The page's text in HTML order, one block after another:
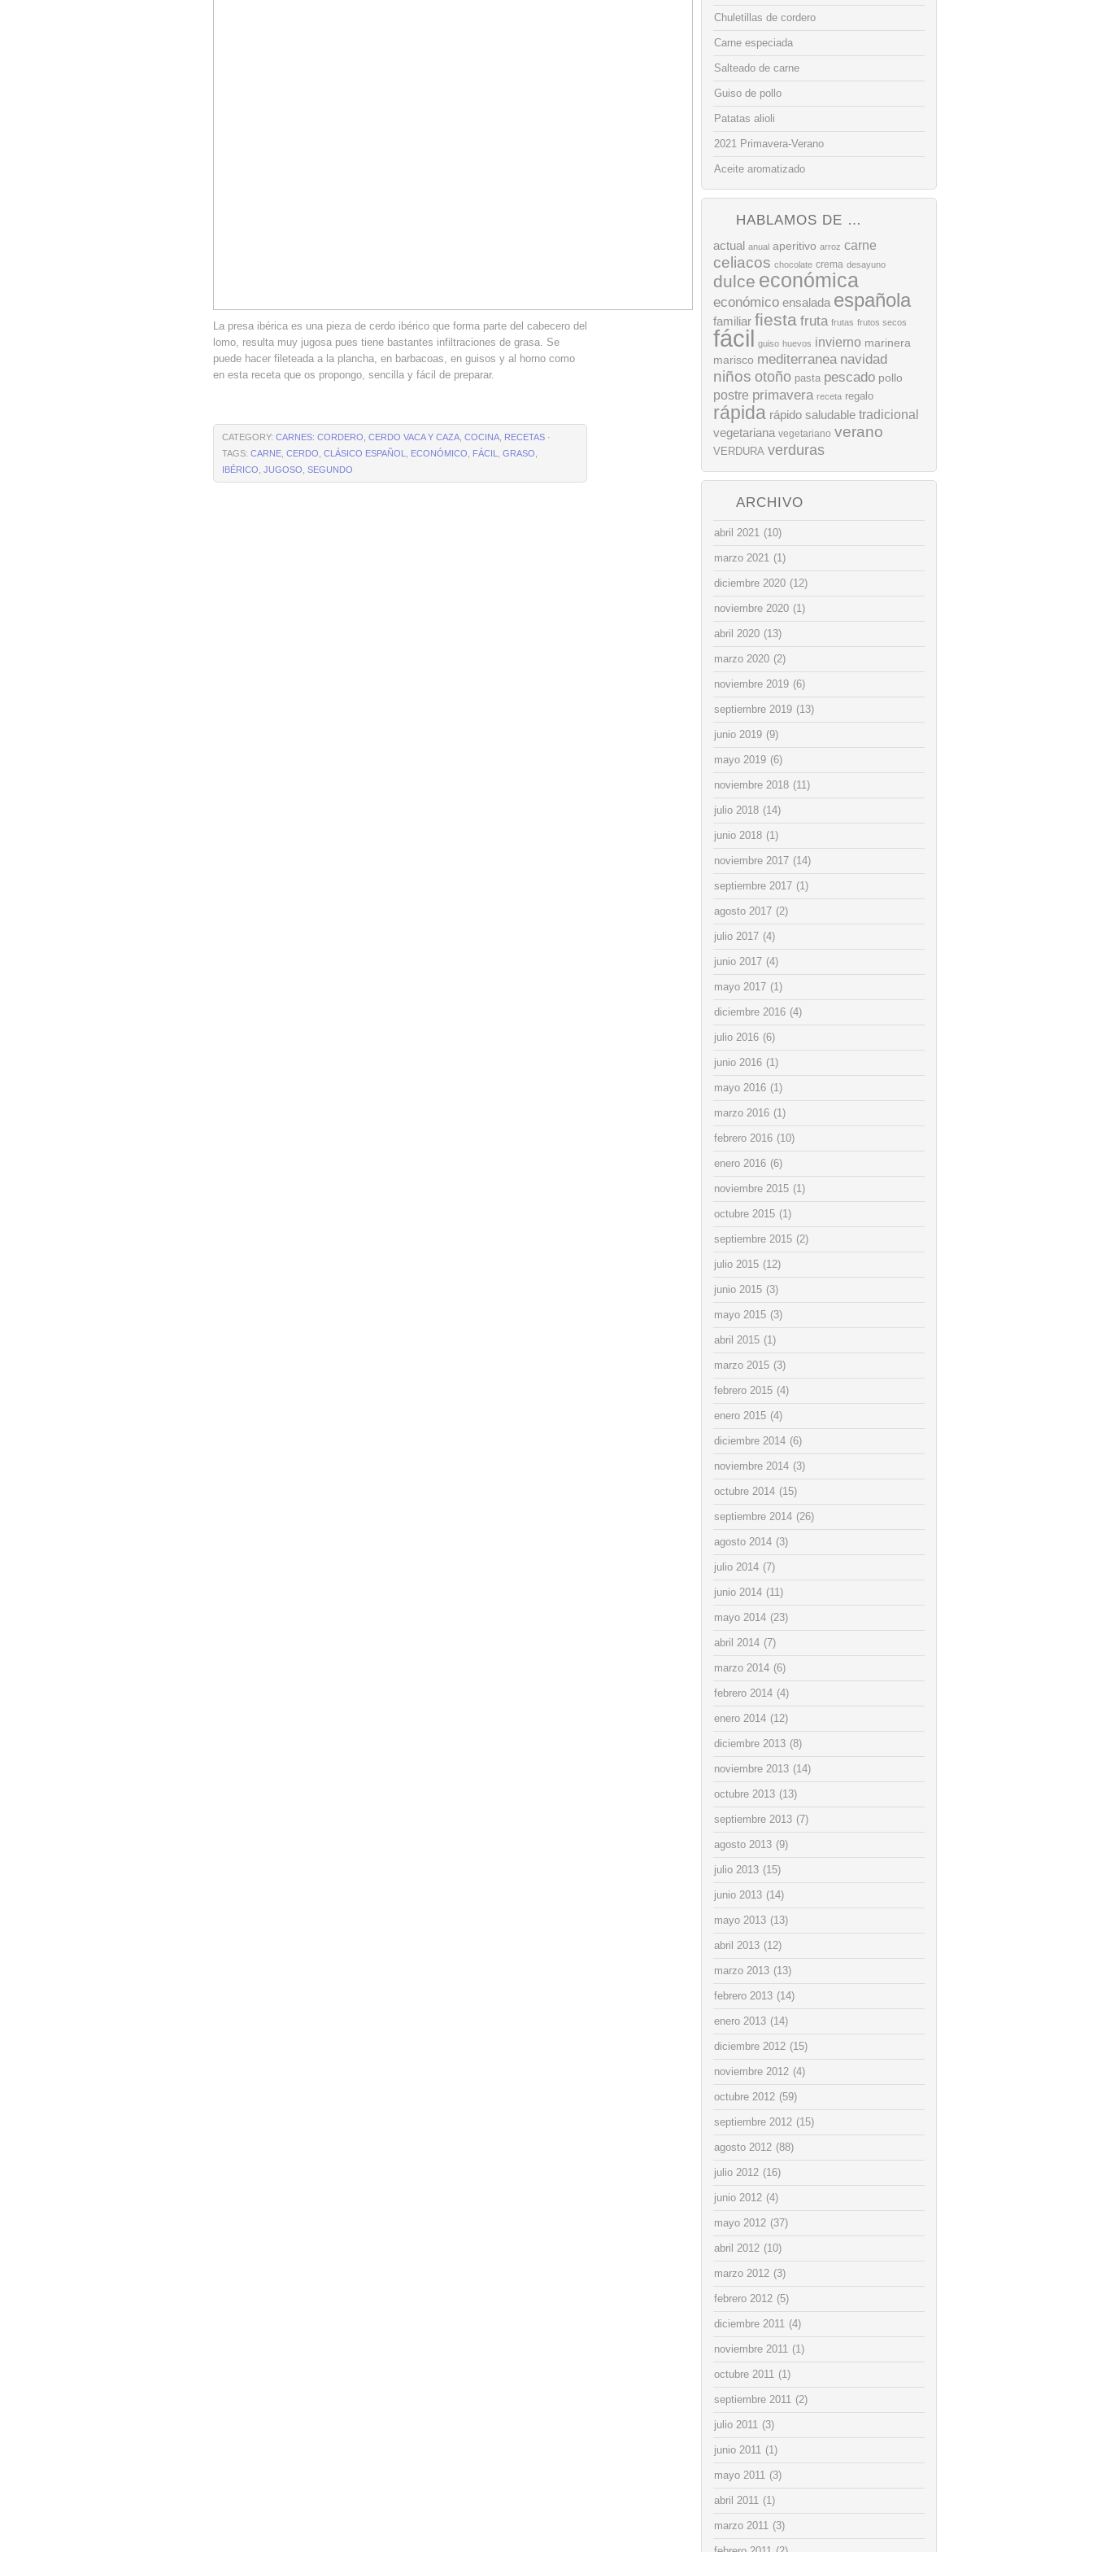
La presa ibérica es una pieza de cerdo ibérico que forma parte del cabecero del
lomo, resulta muy jugosa pues tiene bastantes infiltraciones de grasa. Se
puede hacer fileteada a la plancha, en barbacoas, en guisos y al horno como
en esta receta que os propongo, sencilla y fácil de preparar.
CATEGORY: CARNES: CORDERO, CERDO VACA Y CAZA COCINA RECETAS ·
TAGS: CARNE CERDO CLÁSICO ESPAÑOL ECONÓMICO FÁCIL GRASO
IBÉRICO JUGOSO SEGUNDO
Chuletillas de cordero
Carne especiada
Salteado de carne
Guiso de pollo
Patatas alioli
2021 Primavera-Verano
Aceite aromatizado
HABLAMOS DE …
actual anual aperitivo arroz carne
celiacos chocolate crema desayuno
dulce económica
económico ensalada española
familiar fiesta fruta frutas frutos secos
fácil guiso huevos invierno marinera
marisco mediterranea navidad
niños otoño pasta pescado pollo
postre primavera receta regalo
rápida rápido saludable tradicional
vegetariana vegetariano verano
VERDURA verduras
ARCHIVO
abril 2021 (10)
marzo 2021 (1)
diciembre 2020 (12)
noviembre 2020 (1)
abril 2020 (13)
marzo 2020 (2)
noviembre 2019 (6)
septiembre 2019 (13)
junio 2019 (9)
mayo 2019 (6)
noviembre 2018 (11)
julio 2018 (14)
junio 2018 (1)
noviembre 2017 (14)
septiembre 2017 (1)
agosto 2017 (2)
julio 2017 (4)
junio 2017 (4)
mayo 2017 (1)
diciembre 2016 (4)
julio 2016 (6)
junio 2016 (1)
mayo 2016 (1)
marzo 2016 (1)
febrero 2016 (10)
enero 2016 (6)
noviembre 2015 (1)
octubre 2015 (1)
septiembre 2015 (2)
julio 2015 (12)
junio 2015 (3)
mayo 2015 (3)
abril 2015 (1)
marzo 2015 (3)
febrero 2015 (4)
enero 2015 (4)
diciembre 2014 (6)
noviembre 2014 (3)
octubre 2014 (15)
septiembre 2014 (26)
agosto 2014 (3)
julio 2014 (7)
junio 2014 (11)
mayo 2014 (23)
abril 2014 (7)
marzo 2014 (6)
febrero 2014 (4)
enero 2014 (12)
diciembre 2013 (8)
noviembre 2013 (14)
octubre 2013 (13)
septiembre 2013 (7)
agosto 2013 (9)
julio 2013 (15)
junio 2013 (14)
mayo 2013 (13)
abril 2013 (12)
marzo 2013 (13)
febrero 2013 (14)
enero 2013 (14)
diciembre 2012 (15)
noviembre 2012 (4)
octubre 2012 (59)
septiembre 2012 (15)
agosto 2012 (88)
julio 2012 (16)
junio 2012 (4)
mayo 2012 (37)
abril 2012 (10)
marzo 2012 (3)
febrero 2012 (5)
diciembre 2011 (4)
noviembre 2011 (1)
octubre 2011 (1)
septiembre 2011 (2)
julio 2011 (3)
junio 2011 (1)
mayo 2011 (3)
abril 2011 (1)
marzo 2011 (3)